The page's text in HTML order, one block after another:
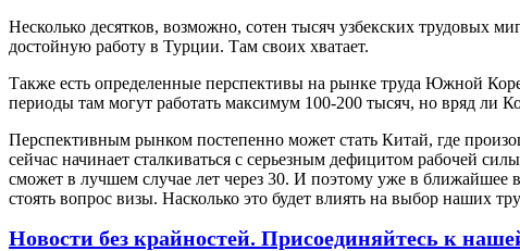
Несколько десятков, возможно, сотен тысяч узбекских трудовых
достойную работу в Турции. Там своих хватает.
Также есть определенные перспективы на рынке труда Южной
периоды там могут работать максимум 100-200 тысяч, но вряд ли
Перспективным рынком постепенно может стать Китай, где
сейчас начинает сталкиваться с серьезным дефицитом рабочей
сможет в лучшем случае лет через 30. И поэтому уже в ближайшее
стоять вопрос визы. Насколько это будет влиять на выбор наших
Новости без крайностей. Присоединяйтесь к